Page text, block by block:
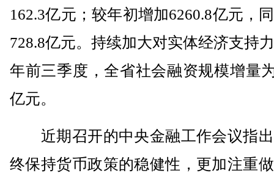
162.3亿元；较年初增加6260.8亿元，
728.8亿元。持续加大对实体经济支持
年前三季度，全省社会融资规模增量
亿元。
近期召开的中央金融工作会议指
终保持货币政策的稳健性，更加注重